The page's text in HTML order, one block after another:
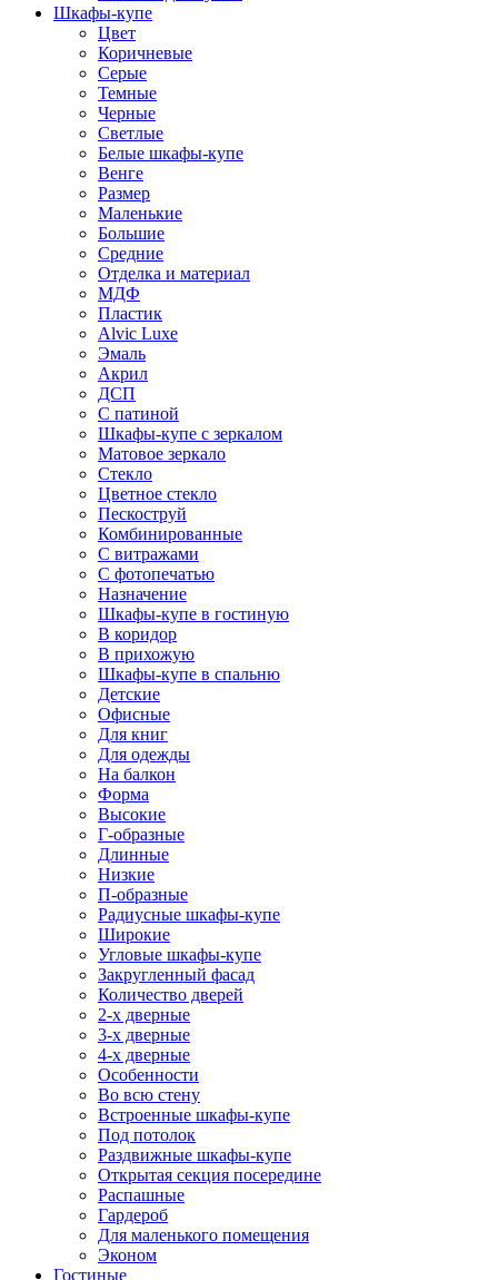
Шкафы-купе
Цвет
Коричневые
Серые
Темные
Черные
Светлые
Белые шкафы-купе
Венге
Размер
Маленькие
Большие
Средние
Отделка и материал
МДФ
Пластик
Alvic Luxe
Эмаль
Акрил
ДСП
С патиной
Шкафы-купе с зеркалом
Матовое зеркало
Стекло
Цветное стекло
Пескоструй
Комбинированные
С витражами
С фотопечатью
Назначение
Шкафы-купе в гостиную
В коридор
В прихожую
Шкафы-купе в спальню
Детские
Офисные
Для книг
Для одежды
На балкон
Форма
Высокие
Г-образные
Длинные
Низкие
П-образные
Радиусные шкафы-купе
Широкие
Угловые шкафы-купе
Закругленный фасад
Количество дверей
2-х дверные
3-х дверные
4-х дверные
Особенности
Во всю стену
Встроенные шкафы-купе
Под потолок
Раздвижные шкафы-купе
Открытая секция посередине
Распашные
Гардероб
Для маленького помещения
Эконом
Гостиные